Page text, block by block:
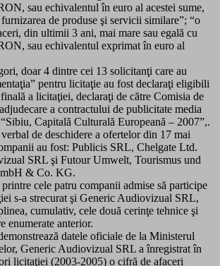
sau echivalentul în euro al acestei sume,
de produse şi servicii similare”; “o
din ultimii 3 ani, mai mare sau egală cu
sau echivalentul exprimat în euro al
doar 4 dintre cei 13 solicitanţi care au
pentru licitaţie au fost declaraţi eligibili
a licitaţiei, declaraţi de către Comisia de
a contractului de publicitate media
Capitală Culturală Europeană – 2007”,.
de deschidere a ofertelor din 17 mai
au fost: Publicis SRL, Chelgate Ltd.
SRL şi Futour Umwelt, Tourismus und
& Co. KG.
cele patru companii admise să participe
s-a strecurat şi Generic Audiovizual SRL,
cumulativ, cele două cerinţe tehnice şi
enumerate anterior.
datele oficiale de la Ministerul
Generic Audiovizual SRL a înregistrat în
licitaţiei (2003-2005) o cifră de afaceri